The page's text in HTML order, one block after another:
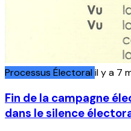
Processus Électoralil y a 7
Fin de la campagne
dans le silence